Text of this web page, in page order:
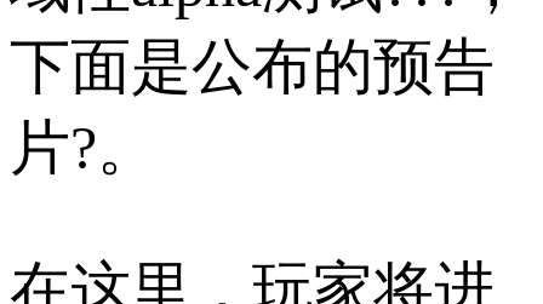
下面是公布的预告
片?。
在这里，玩家将进